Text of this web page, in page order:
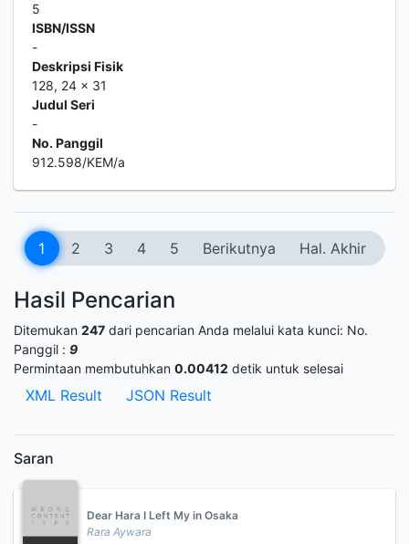
5
ISBN/ISSN
-
Deskripsi Fisik
128, 24 x 31
Judul Seri
-
No. Panggil
912.598/KEM/a
1 2 3 4 5 Berikutnya Hal. Akhir
Hasil Pencarian
Ditemukan 247 dari pencarian Anda melalui kata kunci: No.
Panggil : 9
Permintaan membutuhkan 0.00412 detik untuk selesai
XML Result JSON Result
Saran
Dear Hara I Left My in Osaka
Rara Aywara